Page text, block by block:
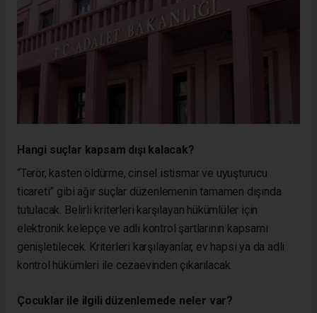
Hangi suçlar kapsam dışı kalacak?
“Terör, kasten öldürme, cinsel istismar ve uyuşturucu
ticareti” gibi ağır suçlar düzenlemenin tamamen dışında
tutulacak. Belirli kriterleri karşılayan hükümlüler için
elektronik kelepçe ve adli kontrol şartlarının kapsamı
genişletilecek. Kriterleri karşılayanlar, ev hapsi ya da adli
kontrol hükümleri ile cezaevinden çıkarılacak.
Çocuklar ile ilgili düzenlemede neler var?